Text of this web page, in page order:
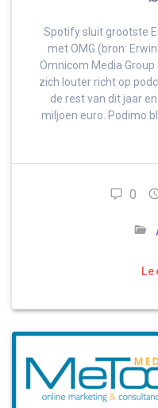
Spotify sluit grootste
met OMG (bron:
Omnicom Media
zich louter richt op
de rest van dit jaar
miljoen euro. Podimo
0